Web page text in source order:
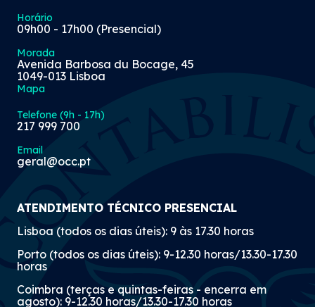
Horário
09h00 - 17h00 (Presencial)
Morada
Avenida Barbosa du Bocage, 45
1049-013 Lisboa
Mapa
Telefone (9h - 17h)
217 999 700
Email
geral@occ.pt
ATENDIMENTO TÉCNICO PRESENCIAL
Lisboa (todos os dias úteis): 9 às 17.30 horas
Porto (todos os dias úteis): 9-12.30 horas/13.30-17.30
horas
Coimbra (terças e quintas-feiras - encerra em
agosto): 9-12.30 horas/13.30-17.30 horas